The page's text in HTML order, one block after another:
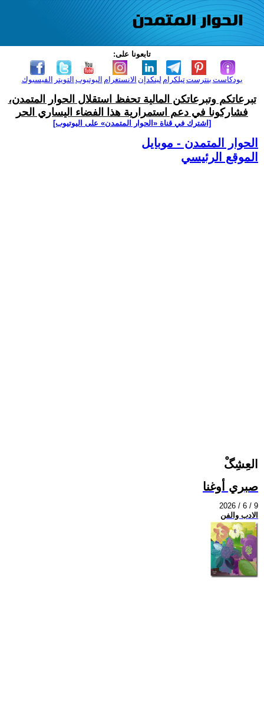
تابعونا على:
الفيسبوك التويتر اليوتيوب الانستغرام لينكدإن تيلكرامبنترست بودكاست
تبرعاتكم وتبرعاتكن المالية تحفظ استقلال الحوار المتمدن،
فشاركونا في دعم استمرارية هذا الفضاء اليساري الحر
[اشترك في قناة ‫«الحوار المتمدن» على اليوتيوب]
الحوار المتمدن - موبايل
الموقع الرئيسي
العِشِگْ
صبري أوغنا
2026 / 6 / 9
الادب والفن